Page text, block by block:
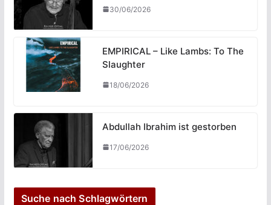
30/06/2026
EMPIRICAL – Like Lambs: To The
Slaughter
18/06/2026
Abdullah Ibrahim ist gestorben
17/06/2026
Suche nach Schlagwörtern